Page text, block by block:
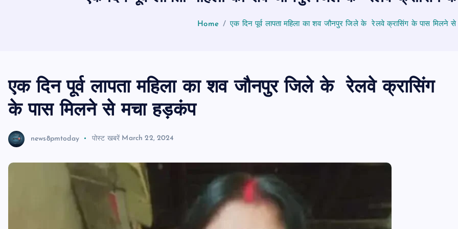
Home एक दिन पूर्व लापता महिला का शव जौनपुर जिले के रेलवे क्रासिंग के पास मिलने
एक दिन पूर्व लापता महिला का शव जौनपुर जिले के रेलवे क्रासिंग
के पास मिलने से मचा हड़कंप
news8pmtoday पोस्ट खबरें March 22, 2024